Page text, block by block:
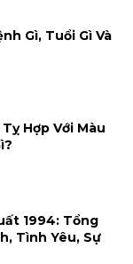
Gì, Tuổi Gì Và
Hợp Với Màu
1994: Tổng
Tình Yêu, Sự